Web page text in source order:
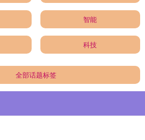
智能
科技
全部话题标签